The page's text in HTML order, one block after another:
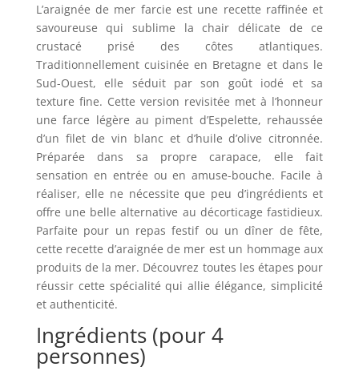
L’araignée de mer farcie est une recette raffinée et
savoureuse qui sublime la chair délicate de ce
crustacé prisé des côtes atlantiques.
Traditionnellement cuisinée en Bretagne et dans le
Sud-Ouest, elle séduit par son goût iodé et sa
texture fine. Cette version revisitée met à l’honneur
une farce légère au piment d’Espelette, rehaussée
d’un filet de vin blanc et d’huile d’olive citronnée.
Préparée dans sa propre carapace, elle fait
sensation en entrée ou en amuse-bouche. Facile à
réaliser, elle ne nécessite que peu d’ingrédients et
offre une belle alternative au décorticage fastidieux.
Parfaite pour un repas festif ou un dîner de fête,
cette recette d’araignée de mer est un hommage aux
produits de la mer. Découvrez toutes les étapes pour
réussir cette spécialité qui allie élégance, simplicité
et authenticité.
Ingrédients (pour 4
personnes)